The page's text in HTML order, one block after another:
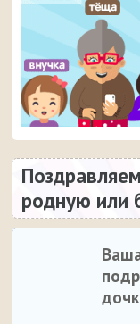
родную или